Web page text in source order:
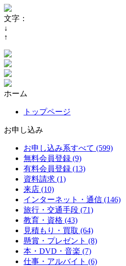
文字：
↓
↑
ホーム
トップページ
お申し込み
お申し込み系すべて (599)
無料会員登録 (9)
有料会員登録 (13)
資料請求 (1)
来店 (10)
インターネット・通信 (146)
旅行・交通手段 (71)
教育・資格 (43)
見積もり・買取 (64)
懸賞・プレゼント (8)
本・DVD・音楽 (7)
仕事・アルバイト (6)